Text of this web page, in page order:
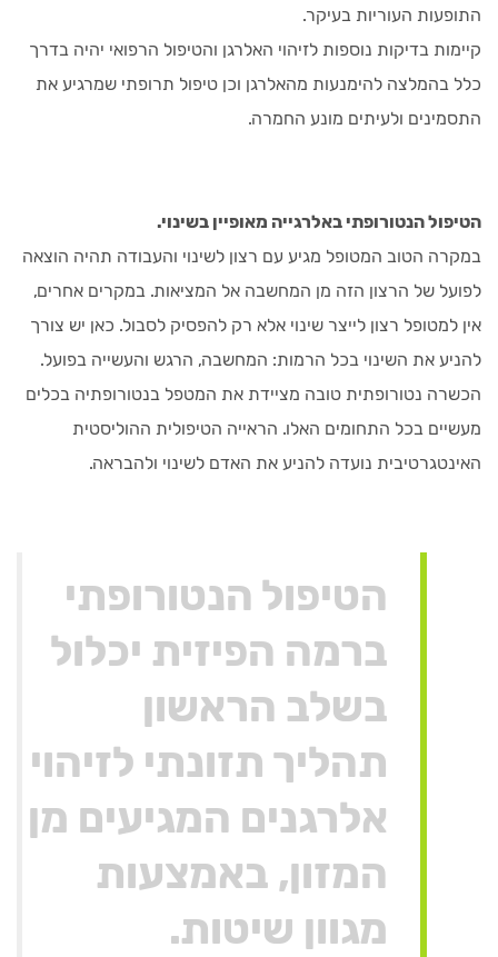
התופעות העוריות בעיקר.
קיימות בדיקות נוספות לזיהוי האלרגן והטיפול הרפואי יהיה בדרך
כלל בהמלצה להימנעות מהאלרגן וכן טיפול תרופתי שמרגיע את
התסמינים ולעיתים מונע החמרה.
הטיפול הנטורופתי באלרגייה מאופיין בשינוי.
במקרה הטוב המטופל מגיע עם רצון לשינוי והעבודה תהיה הוצאה
לפועל של הרצון הזה מן המחשבה אל המציאות. במקרים אחרים,
אין למטופל רצון לייצר שינוי אלא רק להפסיק לסבול. כאן יש צורך
להניע את השינוי בכל הרמות: המחשבה, הרגש והעשייה בפועל.
הכשרה נטורופתית טובה מציידת את המטפל בנטורופתיה בכלים
מעשיים בכל התחומים האלו. הראייה הטיפולית ההוליסטית
האינטגרטיבית נועדה להניע את האדם לשינוי ולהבראה.
הטיפול הנטורופתי
ברמה הפיזית יכלול
בשלב הראשון
תהליך תזונתי לזיהוי
אלרגנים המגיעים מן
המזון, באמצעות
מגוון שיטות.